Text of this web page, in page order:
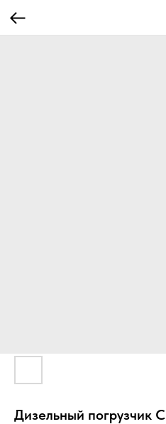
Дизельный погрузчик